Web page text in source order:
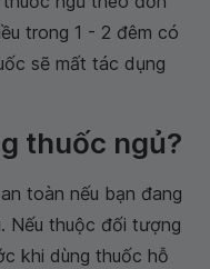
trong 1 - 2 đêm có
sẽ mất tác dụng
thuốc ngủ?
toàn nếu bạn đang
Nếu thuộc đối tượng
khi dùng thuốc hỗ